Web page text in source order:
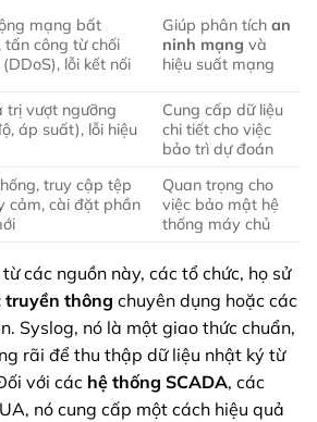
mạng bất
tấn công từ chối
lỗi kết nối
Giúp phân tíchan
ninh mạng và
hiệu suất mạng
trị vượt ngưỡng
áp suất), lỗi hiệu
Cung cấp dữ liệu
chi tiết cho việc
bảo trì dự đoán
truy cập tệp
cảm, cài đặt phần
Quan trọng cho
việc bảo mật hệ
thống máy chủ
các nguồn này, các tổ chức, họ sử
truyền thông chuyên dụng hoặc các
Syslog, nó là một giao thức chuẩn,
rãi để thu thập dữ liệu nhật ký từ
với các hệ thống SCADA, các
nó cung cấp một cách hiệu quả